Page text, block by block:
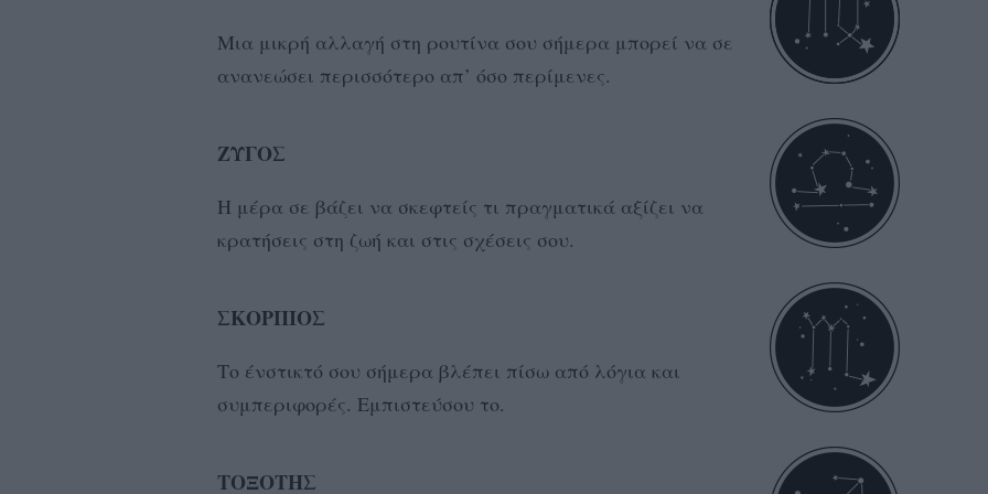
Μια μικρή αλλαγή στη ρουτίνα σου σήμερα μπορεί να σε
ανανεώσει περισσότερο απ’ όσο περίμενες.
ΖΥΓΟΣ
Η μέρα σε βάζει να σκεφτείς τι πραγματικά αξίζει να
κρατήσεις στη ζωή και στις σχέσεις σου.
ΣΚΟΡΠΙΟΣ
Το ένστικτό σου σήμερα βλέπει πίσω από λόγια και
συμπεριφορές. Εμπιστεύσου το.
ΤΟΞΟΤΗΣ